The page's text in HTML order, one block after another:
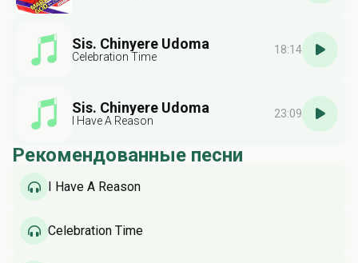
Sis. Chinyere Udoma
Celebration Time
18:14
Sis. Chinyere Udoma
I Have A Reason
23:09
Рекомендованные песни
I Have A Reason
Celebration Time